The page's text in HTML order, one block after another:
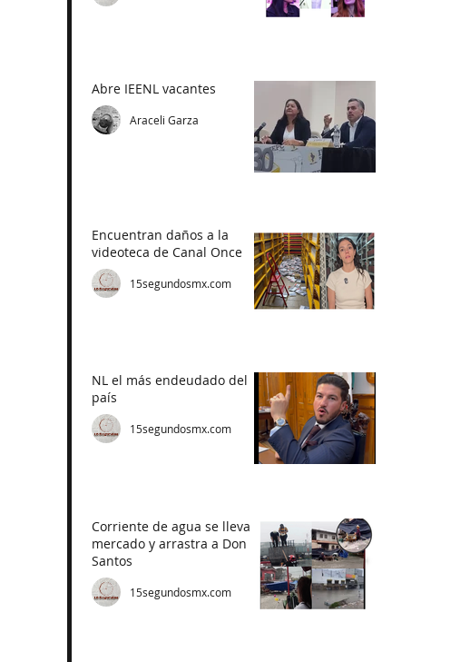
Abre IEENL vacantes
Araceli Garza
Encuentran daños a la
videoteca de Canal Once
15segundosmx.com
NL el más endeudado del
país
15segundosmx.com
Corriente de agua se lleva
mercado y arrastra a Don
Santos
15segundosmx.com